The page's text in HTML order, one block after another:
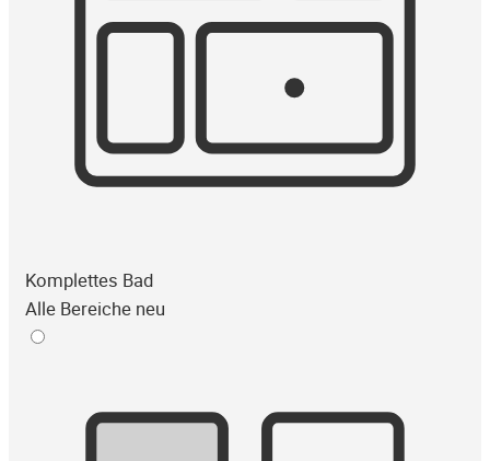
Komplettes Bad
Alle Bereiche neu